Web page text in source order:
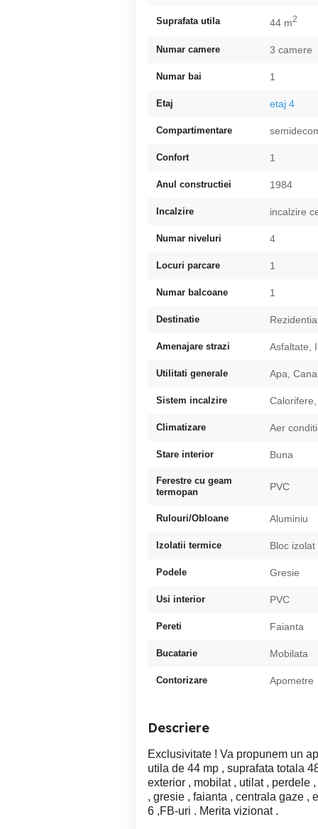
Suprafata utila 44 m2
Numar camere 3 camere
Numar bai 1
Etaj etaj 4
Compartimentare
Confort 1
Anul constructiei 1984
Incalzire incalzire
Numar niveluri 4
Locuri parcare 1
Numar balcoane 1
Destinatie
Amenajare strazi Asfaltate,
Utilitati generale Apa,
Sistem incalzire
Climatizare Aer
Stare interior Buna
Ferestre cu geam
termopan
PVC
Rulouri/Obloane Aluminiu
Izolatii termice Bloc
Podele Gresie
Usi interior PVC
Pereti Faianta
Bucatarie Mobilata
Contorizare Apometre
Descriere
Exclusivitate ! Va propunem un
utila de 44 mp , suprafata totala
exterior , mobilat , utilat , perdele
, gresie , faianta , centrala gaze ,
6 ,FB-uri . Merita vizionat .